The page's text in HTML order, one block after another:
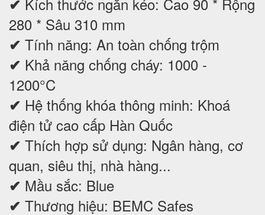
✔
280 * Sâu 310 mm
✔ Tính năng: An toàn chống trộm
✔ Khả năng chống cháy: 1000 -
1200°C
✔ Hệ thống khóa thông minh: Khoá
điện tử cao cấp Hàn Quốc
✔ Thích hợp sử dụng: Ngân hàng, cơ
quan, siêu thị, nhà hàng...
✔ Mầu sắc: Blue
✔ Thương hiệu: BEMC Safes